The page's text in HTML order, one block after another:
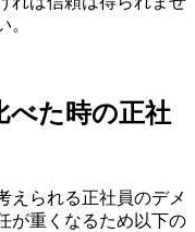
。
べた時の正社
えられる正社員のデメ
が重くなるため以下の